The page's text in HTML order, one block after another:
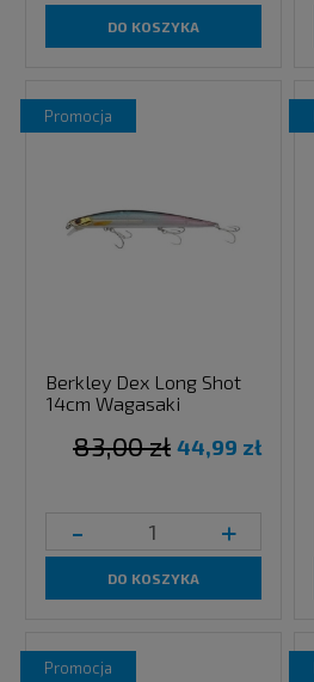
DO KOSZYKA
Berkley Dex Long Shot
14cm Wagasaki
44,99 zł
83,00 zł
- +
DO KOSZYKA
promocja
promocja